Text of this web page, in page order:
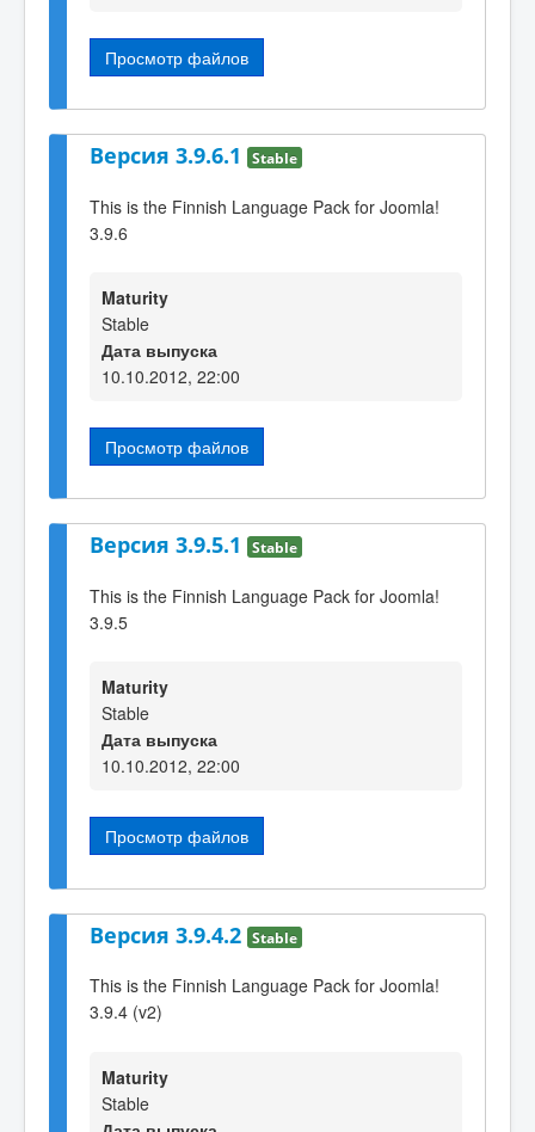
Просмотр файлов
Версия 3.9.6.1 Stable
This is the Finnish Language Pack for Joomla!
3.9.6
Maturity
Stable
Дата выпуска
10.10.2012, 22:00
Просмотр файлов
Версия 3.9.5.1 Stable
This is the Finnish Language Pack for Joomla!
3.9.5
Maturity
Stable
Дата выпуска
10.10.2012, 22:00
Просмотр файлов
Версия 3.9.4.2 Stable
This is the Finnish Language Pack for Joomla!
3.9.4 (v2)
Maturity
Stable